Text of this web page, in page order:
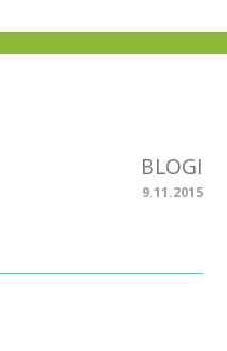
BLOGI
9.11.2015